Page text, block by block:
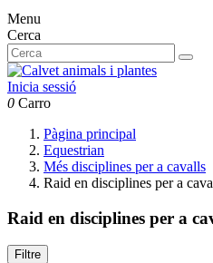
Menu
Cerca
Inicia sessió
0 Carro
Pàgina principal
Equestrian
Més disciplines per a cavalls
Raid en disciplines per a
Raid en disciplines per a
Filtre